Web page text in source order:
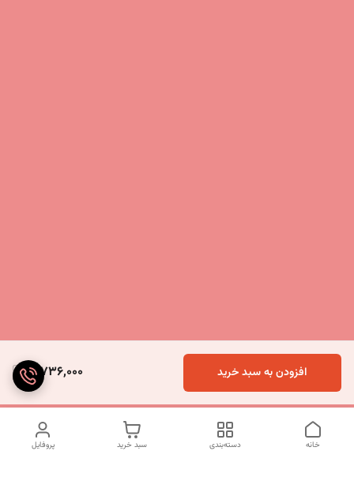
3,736,000 افزودن به سبد خرید
پروفایل سبد خرید دسته‌بندی خانه